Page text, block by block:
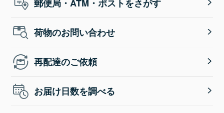
郵便局・ATM・ポストをさがす
荷物のお問い合わせ
再配達のご依頼
お届け日数を調べる